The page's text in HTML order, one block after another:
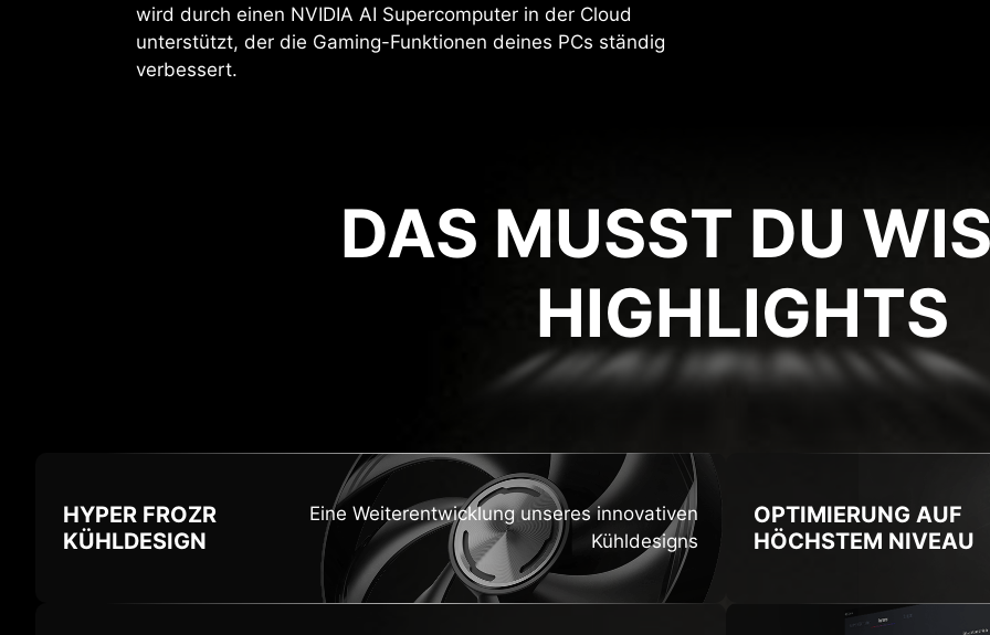
wird durch einen NVIDIA AI Supercomputer in der Cloud
unterstützt, der die Gaming-Funktionen deines PCs ständig
verbessert.
DAS MUSST DU
HIGHLIGHTS
HYPER FROZR
KÜHLDESIGN
Eine Weiterentwicklung unseres innovativen
Kühldesigns
OPTIMIERUNG AUF
HÖCHSTEM NIVEAU